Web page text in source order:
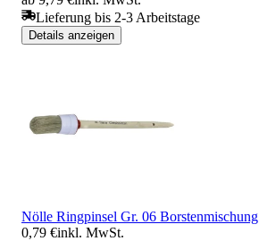
Lieferung bis 2-3 Arbeitstage
Details anzeigen
Nölle Ringpinsel Gr. 06 Borstenmischung
0,79 €inkl. MwSt.